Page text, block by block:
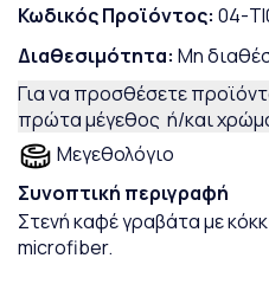
Κωδικός Προϊόντος: 04-
Διαθεσιμότητα: Μη
Για να προσθέσετε
πρώτα μέγεθος ή/και
Μεγεθολόγιο
Συνοπτική περιγραφή
Στενή καφέ γραβάτα με
microfiber.